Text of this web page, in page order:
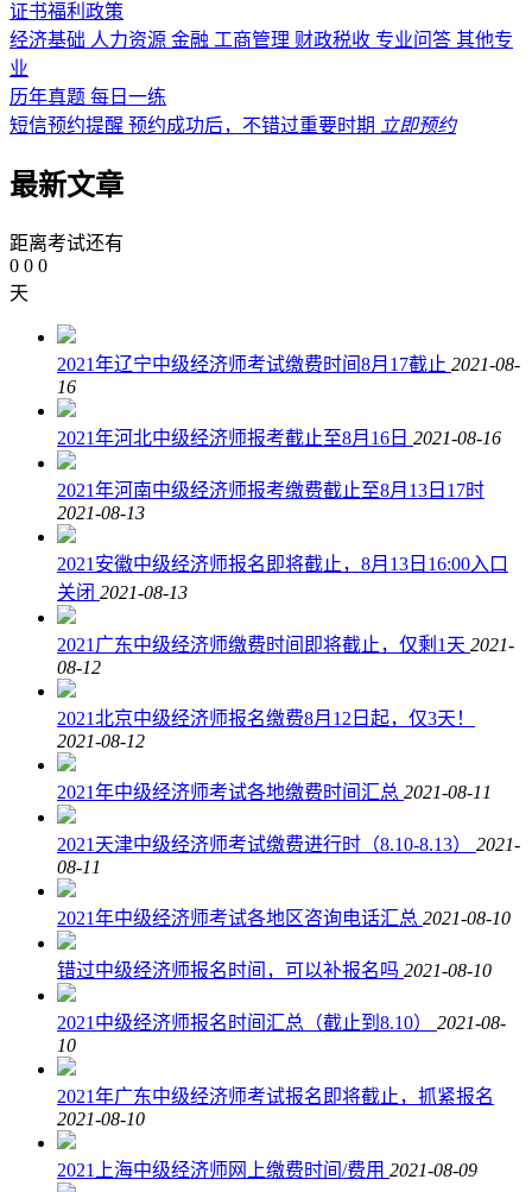
证书福利政策
经济基础 人力资源 金融 工商管理 财政税收 专业问答 其他专
业
历年真题 每日一练
短信预约提醒 预约成功后，不错过重要时期 立即预约
最新文章
距离考试还有
0 0 0
天
2021年辽宁中级经济师考试缴费时间8月17截止 2021-08-
16
2021年河北中级经济师报考截止至8月16日 2021-08-16
2021年河南中级经济师报考缴费截止至8月13日17时
2021-08-13
2021安徽中级经济师报名即将截止，8月13日16:00入口
关闭 2021-08-13
2021广东中级经济师缴费时间即将截止，仅剩1天 2021-
08-12
2021北京中级经济师报名缴费8月12日起，仅3天！
2021-08-12
2021年中级经济师考试各地缴费时间汇总 2021-08-11
2021天津中级经济师考试缴费进行时（8.10-8.13） 2021-
08-11
2021年中级经济师考试各地区咨询电话汇总 2021-08-10
错过中级经济师报名时间，可以补报名吗 2021-08-10
2021中级经济师报名时间汇总（截止到8.10） 2021-08-
10
2021年广东中级经济师考试报名即将截止，抓紧报名
2021-08-10
2021上海中级经济师网上缴费时间/费用 2021-08-09